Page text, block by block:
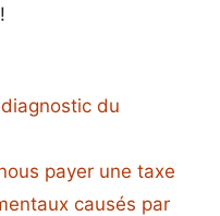
du
payer une taxe
causés par